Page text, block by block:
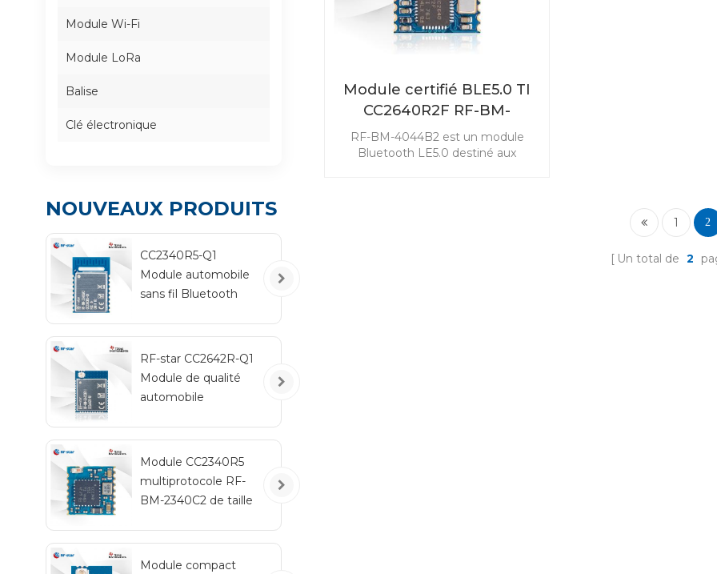
Module certifié BLE5.0 TI
CC2640R2F RF-BM-
4044B2
RF-BM-4044B2 est un module
Bluetooth LE5.0 destiné aux
1 2
Un total de 2
Module Wi-Fi
Module LoRa
Balise
Clé électronique
NOUVEAUX PRODUITS
CC2340R5-Q1
Module automobile
sans fil Bluetooth
BM-2340QB1
RF-star CC2642R-Q1
Module de qualité
automobile
véhicules
Module CC2340R5
multiprotocole RF-
BM-2340C2 de taille
Module compact